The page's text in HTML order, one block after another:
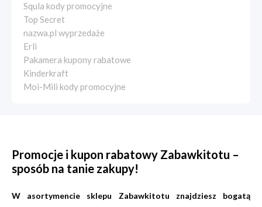
Squla kody promocyjne
Top Secret
nazwa.pl wyprzedaże
Erli
Pakamera kupony rabatowe
Kinderkraft
Moi-Mili kody promocyjne
Promocje i kupon rabatowy Zabawkitotu –
sposób na tanie zakupy!
W asortymencie sklepu Zabawkitotu znajdziesz bogatą